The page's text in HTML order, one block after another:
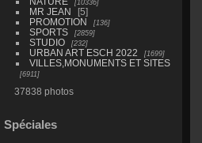
MR JEAN
5
PROMOTION
136
SPORTS 2859
STUDIO 232
URBAN ART ESCH 2022 1699
VILLES,MONUMENTS ET SITES
6911
37838 photos
Spéciales